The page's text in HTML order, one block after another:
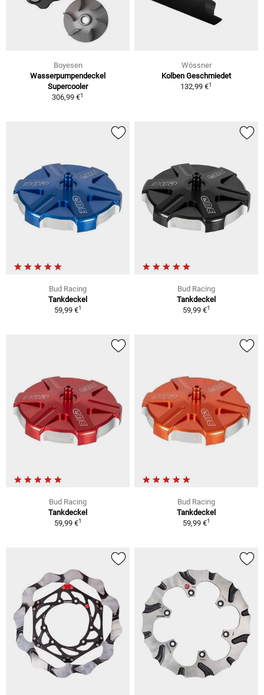
Boyesen
Wasserpumpendeckel
Supercooler
306,99 €1
Wössner
Kolben Geschmiedet
132,99 €1
Bud Racing
Tankdeckel
59,99 €1
Bud Racing
Tankdeckel
59,99 €1
Bud Racing
Tankdeckel
59,99 €1
Bud Racing
Tankdeckel
59,99 €1